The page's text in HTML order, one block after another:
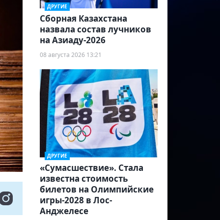
ДРУГИЕ
Сборная Казахстана
назвала состав лучников
на Азиаду-2026
08 августа 2026 13:21
ДРУГИЕ
«Сумасшествие». Стала
известна стоимость
билетов на Олимпийские
игры-2028 в Лос-
Анджелесе